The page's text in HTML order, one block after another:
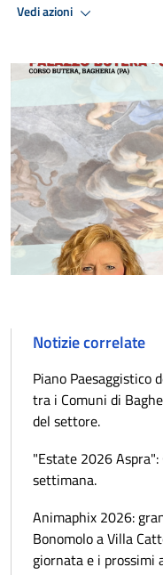
Vedi azioni
Notizie correlate
Piano Paesaggistico
tra i Comuni di
del settore.
"Estate 2026
settimana.
Animaphix 2026:
Bonomolo a Villa
giornata e i prossimi